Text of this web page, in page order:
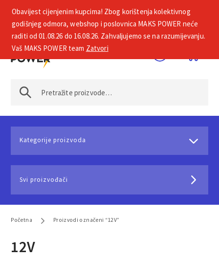
+385 1 2002 575
Kategorije proizvoda
Svi proizvođači
Početna Proizvodi označeni “12V”
12V
Obavijest cijenjenim kupcima! Zbog korištenja kolektivnog
godišnjeg odmora, webshop i poslovnica MAKS POWER neće
raditi od 01.08.26 do 16.08.26. Zahvaljujemo se na razumijevanju.
Vaš MAKS POWER team Zatvori